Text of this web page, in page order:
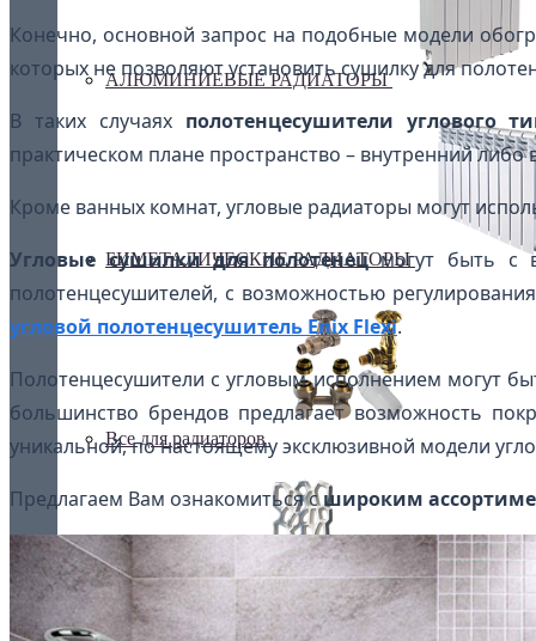
АЛЮМИНИЕВЫЕ РАДИАТОРЫ
БИМЕТАЛИЧЕСКИЕ РАДИАТОРЫ
Все для радиаторов
Дизайнерские
Конечно, основной запрос на подобные модели
которых не позволяют установить сушилку для
В таких случаях полотенцесушители углового
практическом плане пространство – внутренний
Кроме ванных комнат, угловые радиаторы могут
Угловые сушилки для полотенецмогут быть с
полотенцесушителей, с возможностью
угловой полотенцесушитель Enix Flexi.
Полотенцесушители с угловым исполнением могут
большинство брендов предлагает возможность
уникальной, по настоящему эксклюзивной модели
Предлагаем Вам ознакомиться сшироким